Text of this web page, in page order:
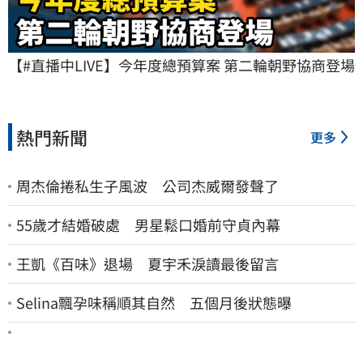
【#直播中LIVE】今年度總預算案 第二輪朝野協商登場
熱門新聞 更多
周杰倫捲私生子風波 公司杰威爾發聲了
55歲才結婚破處 男星鬆口婚前守貞內幕
王凱《百味》退場 夏宇禾淚讀最後留言
Selina飄孕味稱順其自然 五個月後狀態曝